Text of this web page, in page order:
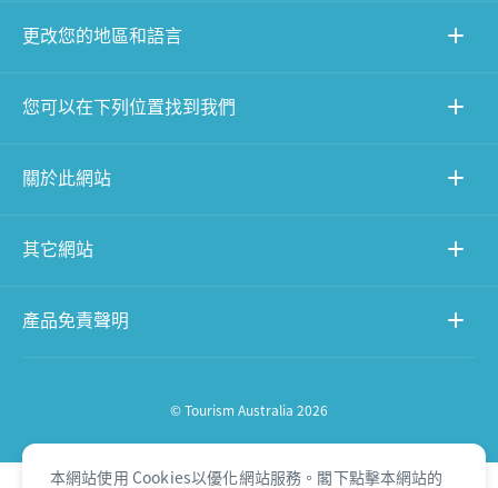
本網站使用 Cookies以優化網站服務。閣下點擊本網站的
更改您的地區和語言
您可以在下列位置找到我們
關於此網站
其它網站
產品免責聲明
© Tourism Australia 2026